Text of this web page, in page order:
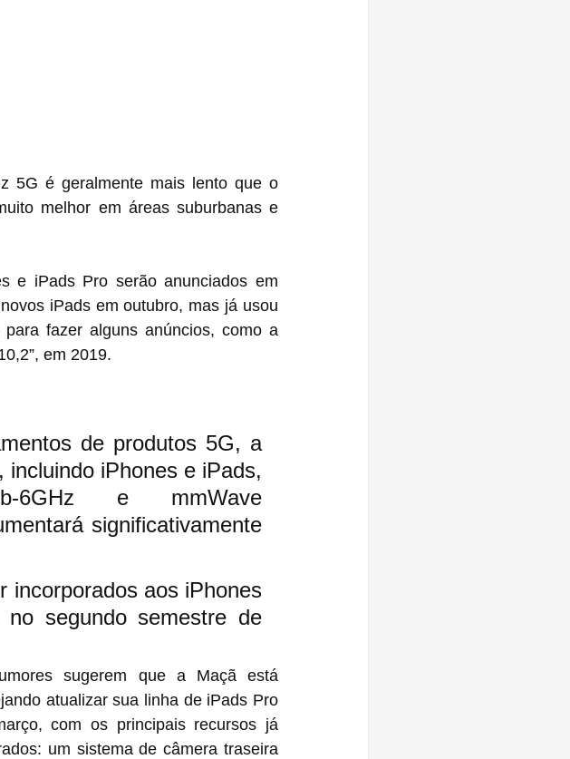
5G é geralmente mais lento que o
melhor em áreas suburbanas e
e iPads Pro serão anunciados em
iPads em outubro, mas já usou
fazer alguns anúncios, como a
em 2019.
de produtos 5G, a
iPhones e iPads,
6GHz e mmWave
significativamente
incorporados aos iPhones
segundo semestre de
sugerem que a Maçã está
atualizar sua linha de iPads Pro
com os principais recursos já
um sistema de câmera traseira